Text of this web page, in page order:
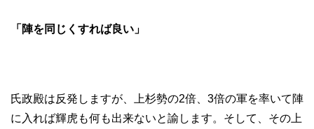
「陣を同じくすれば良い」
氏政殿は反発しますが、上杉勢の2倍、3倍の軍を率いて陣
に入れば輝虎も何も出来ないと諭します。そして、その上